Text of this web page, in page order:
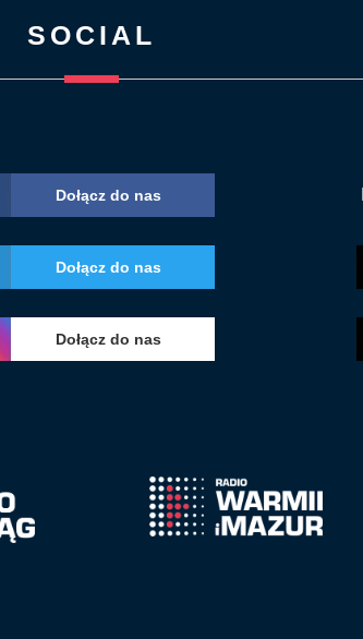
SOCIAL
Dołącz do nas
Dołącz do nas
Dołącz do nas